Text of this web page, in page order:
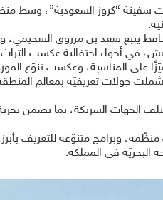
السبت 1447/5/24 الموافق 2025/11/15 وصول أولى رحلات
محافظ ينبع سعد بن مرزوق
في أجواء احتفالية عكست التراث
على المناسبة، وعكست تنوّع
جولات تعريفيّة بمعالم المنطقة
الجهات الشريكة، بما يضمن
وبرامج متنوّعة للتعريف
البحريّة في المملكة.